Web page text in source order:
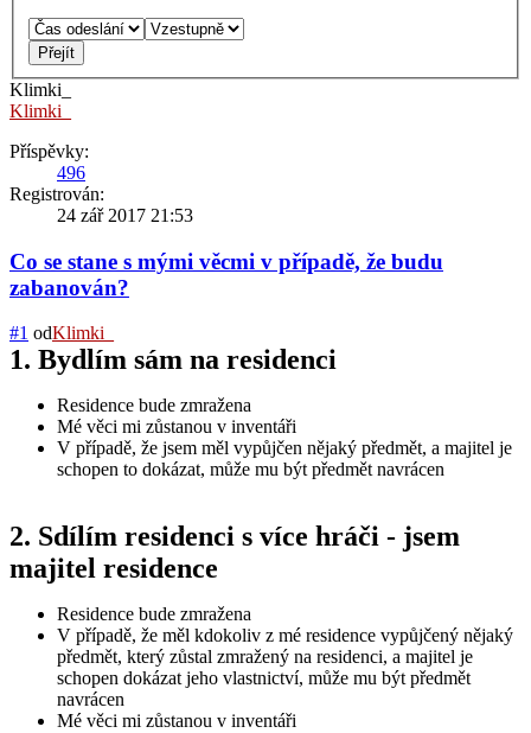
Klimki_
Klimki_
Příspěvky:
496
Registrován:
24 zář 2017 21:53
Co se stane s mými věcmi v případě, že budu
zabanován?
#1 odKlimki_
1. Bydlím sám na residenci
Residence bude zmražena
Mé věci mi zůstanou v inventáři
V případě, že jsem měl vypůjčen nějaký předmět, a majitel je
schopen to dokázat, může mu být předmět navrácen
2. Sdílím residenci s více hráči - jsem
majitel residence
Residence bude zmražena
V případě, že měl kdokoliv z mé residence vypůjčený nějaký
předmět, který zůstal zmražený na residenci, a majitel je
schopen dokázat jeho vlastnictví, může mu být předmět
navrácen
Mé věci mi zůstanou v inventáři